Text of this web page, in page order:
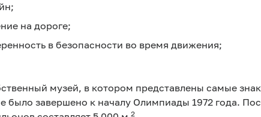
на дороге;
в безопасности во время движения;
музей, в котором представлены самые
было завершено к началу Олимпиады 1972 года.
2